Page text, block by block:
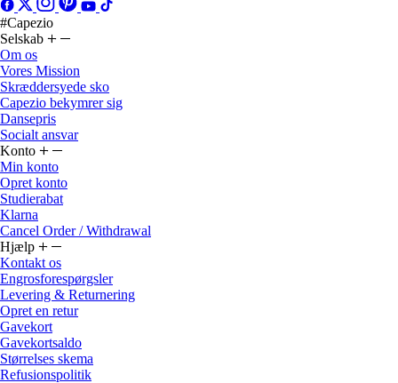
#Capezio
Selskab
Om os
Vores Mission
Skræddersyede sko
Capezio bekymrer sig
Dansepris
Socialt ansvar
Konto
Min konto
Opret konto
Studierabat
Klarna
Cancel Order / Withdrawal
Hjælp
Kontakt os
Engrosforespørgsler
Levering & Returnering
Opret en retur
Gavekort
Gavekortsaldo
Størrelses skema
Refusionspolitik